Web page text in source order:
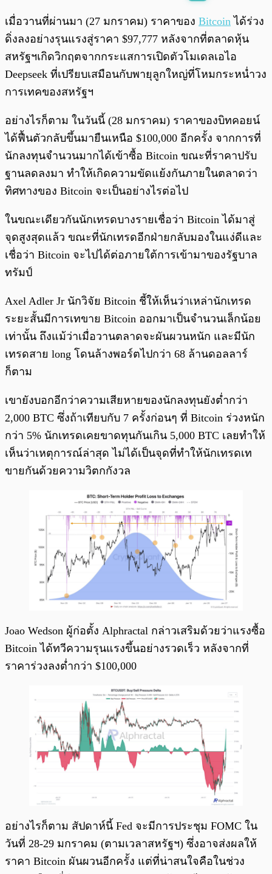
พร้อมเล่น 0:00
เมื่อวานที่ผ่านมา (27 มกราคม) ราคาของ Bitcoin ได้ร่วง
ดิ่งลงอย่างรุนแรงสู่ราคา $97,777 หลังจากที่ตลาดหุ้น
สหรัฐฯเกิดวิกฤตจากกระแสการเปิดตัวโมเดลเอไอ
Deepseek ที่เปรียบเสมือนกับพายุลูกใหญ่ที่โหมกระหน่ำวง
การเทคของสหรัฐฯ
อย่างไรก็ตาม ในวันนี้ (28 มกราคม) ราคาของบิทคอยน์
ได้ฟื้นตัวกลับขึ้นมายืนเหนือ $100,000 อีกครั้ง จากการที่
นักลงทุนจำนวนมากได้เข้าซื้อ Bitcoin ขณะที่ราคาปรับ
ฐานลดลงมา ทำให้เกิดความขัดแย้งกันภายในตลาดว่า
ทิศทางของ Bitcoin จะเป็นอย่างไรต่อไป
ในขณะเดียวกันนักเทรดบางรายเชื่อว่า Bitcoin ได้มาสู่
จุดสูงสุดแล้ว ขณะที่นักเทรดอีกฝ่ายกลับมองในแง่ดีและ
เชื่อว่า Bitcoin จะไปได้ต่อภายใต้การเข้ามาของรัฐบาล
ทรัมป์
Axel Adler Jr นักวิจัย Bitcoin ชี้ให้เห็นว่าเหล่านักเทรด
ระยะสั้นมีการเทขาย Bitcoin ออกมาเป็นจำนวนเล็กน้อย
เท่านั้น ถึงแม้ว่าเมื่อวานตลาดจะผันผวนหนัก และมีนัก
เทรดสาย long โดนล้างพอร์ตไปกว่า 68 ล้านดอลลาร์
ก็ตาม
เขายังบอกอีกว่าความเสียหายของนักลงทุนยังต่ำกว่า
2,000 BTC ซึ่งถ้าเทียบกับ 7 ครั้งก่อนๆ ที่ Bitcoin ร่วงหนัก
กว่า 5% นักเทรดเคยขาดทุนกันเกิน 5,000 BTC เลยทำให้
เห็นว่าเหตุการณ์ล่าสุด ไม่ได้เป็นจุดที่ทำให้นักเทรดเท
ขายกันด้วยความวิตกกังวล
Joao Wedson ผู้ก่อตั้ง Alphractal กล่าวเสริมด้วยว่าแรงซื้อ
Bitcoin ได้ทวีความรุนแรงขึ้นอย่างรวดเร็ว หลังจากที่
ราคาร่วงลงต่ำกว่า $100,000
อย่างไรก็ตาม สัปดาห์นี้ Fed จะมีการประชุม FOMC ใน
วันที่ 28-29 มกราคม (ตามเวลาสหรัฐฯ) ซึ่งอาจส่งผลให้
ราคา Bitcoin ผันผวนอีกครั้ง แต่ที่น่าสนใจคือในช่วง